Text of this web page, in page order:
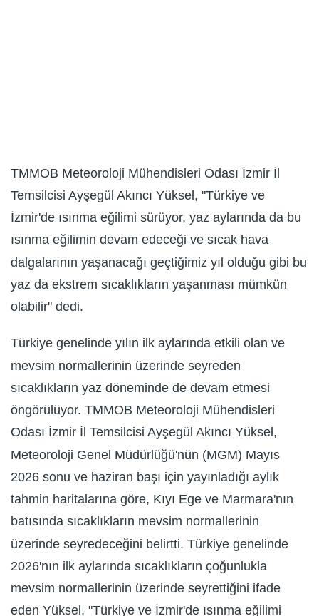
TMMOB Meteoroloji Mühendisleri Odası İzmir İl
Temsilcisi Ayşegül Akıncı Yüksel, "Türkiye ve
İzmir'de ısınma eğilimi sürüyor, yaz aylarında da bu
ısınma eğilimin devam edeceği ve sıcak hava
dalgalarının yaşanacağı geçtiğimiz yıl olduğu gibi bu
yaz da ekstrem sıcaklıkların yaşanması mümkün
olabilir" dedi.
Türkiye genelinde yılın ilk aylarında etkili olan ve
mevsim normallerinin üzerinde seyreden
sıcaklıkların yaz döneminde de devam etmesi
öngörülüyor. TMMOB Meteoroloji Mühendisleri
Odası İzmir İl Temsilcisi Ayşegül Akıncı Yüksel,
Meteoroloji Genel Müdürlüğü'nün (MGM) Mayıs
2026 sonu ve haziran başı için yayınladığı aylık
tahmin haritalarına göre, Kıyı Ege ve Marmara'nın
batısında sıcaklıkların mevsim normallerinin
üzerinde seyredeceğini belirtti. Türkiye genelinde
2026'nın ilk aylarında sıcaklıkların çoğunlukla
mevsim normallerinin üzerinde seyrettiğini ifade
eden Yüksel, "Türkiye ve İzmir'de ısınma eğilimi